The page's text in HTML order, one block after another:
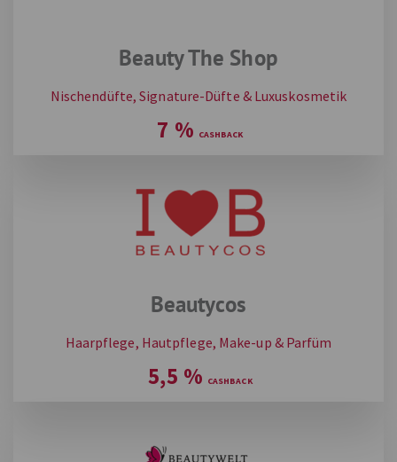
Beauty The Shop
Nischendüfte, Signature-Düfte & Luxuskosmetik
7 %
Beautycos
Haarpflege, Hautpflege, Make-up & Parfüm
5,5 %